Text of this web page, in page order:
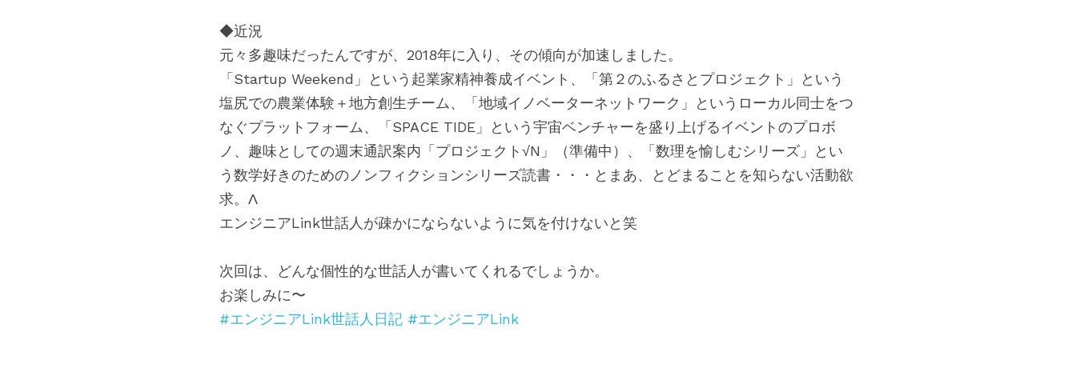
◆近況
元々多趣味だったんですが、2018年に入り、その傾向が加速しました。
「Startup Weekend」という起業家精神養成イベント、「第２のふるさとプロジェクト」という
塩尻での農業体験＋地方創生チーム、「地域イノベーターネットワーク」というローカル同士をつ
なぐプラットフォーム、「SPACE TIDE」という宇宙ベンチャーを盛り上げるイベントのプロボ
ノ、趣味としての週末通訳案内「プロジェクト√N」（準備中）、「数理を愉しむシリーズ」とい
う数学好きのためのノンフィクションシリーズ読書・・・とまあ、とどまることを知らない活動欲
求。Λ
エンジニアLink世話人が疎かにならないように気を付けないと笑
次回は、どんな個性的な世話人が書いてくれるでしょうか。
お楽しみに〜
#エンジニアLink世話人日記 #エンジニアLink